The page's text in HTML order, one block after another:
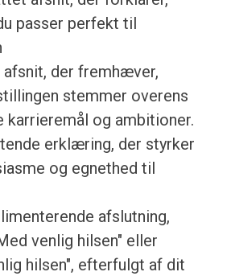
passer perfekt til
afsnit, der fremhæver,
stemmer overens
karrieremål og ambitioner.
erklæring, der styrker
og egnethed til
afslutning,
venlig hilsen" eller
hilsen", efterfulgt af dit